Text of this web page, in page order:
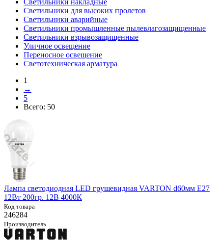
Светильники для высоких пролетов
Светильники аварийные
Светильники промышленные пылевлагозащищенные
Светильники взрывозащищенные
Уличное освещение
Переносное освещение
Светотехническая арматура
1
→
5
Всего: 50
Лампа светодиодная LED грушевидная VARTON d60мм E27
12Вт 200гр. 12В 4000К
Код товара
246284
Производитель